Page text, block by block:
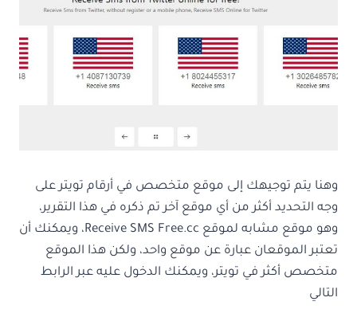
وهنا يتم توجيهك إلى موقع متخصص في أرقام تويتر على
وجه التحديد أكثر من أي موقع آخر تم ذكره في هذا التقرير،
وهو موقع مشابه لموقع Receive SMS Free.cc، ويمكنك أن
تعتبر الموقعان عبارة عن موقع واحد، ولكن هذا الموقع
متخصص أكثر في تويتر، ويمكنك الدخول عليه عبر الرابط
التالي